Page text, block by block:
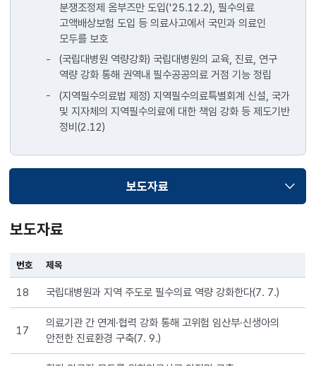
국립대
병원의
키워
필수
기능을
담당할
수
있게하고,
지역필수의료
강화를
분쟁조정제 옴부즈만 도입('25.12.2), 필수의료
고액배상보험 도입 등 의료사고에서 국민과 의료인
모두를 보호
(국립대병원 역량강화) 국립대병원의 교육, 진료, 연구
역량 강화 통해 권역내 필수공공의료 거점 기능 정립
(지역필수의료법 제정) 지역필수의료특별회계 신설, 국가
및 지자체의 지역필수의료에 대한 책임 강화 등 제도기반
정비(2.12)
보도자료
선택됨
보도자료
번호 제목
18 국립대병원과 지역 주도로 필수의료 역량 강화한다(7. 7.)
17
의료기관 간 연계·협력 강화 통해 고위험 임산부·신생아의
안전한 진료환경 구축(7. 9.)